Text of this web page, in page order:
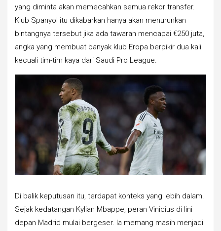
yang diminta akan memecahkan semua rekor transfer.
Klub Spanyol itu dikabarkan hanya akan menurunkan
bintangnya tersebut jika ada tawaran mencapai €250 juta,
angka yang membuat banyak klub Eropa berpikir dua kali
kecuali tim-tim kaya dari Saudi Pro League.
Di balik keputusan itu, terdapat konteks yang lebih dalam.
Sejak kedatangan Kylian Mbappe, peran Vinicius di lini
depan Madrid mulai bergeser. Ia memang masih menjadi